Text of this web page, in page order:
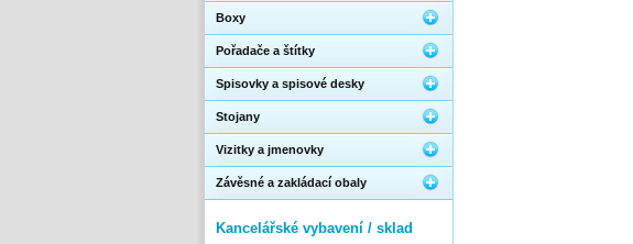
Boxy
Pořadače a štítky
Spisovky a spisové desky
Stojany
Vizitky a jmenovky
Závěsné a zakládací obaly
Kancelářské vybavení / sklad